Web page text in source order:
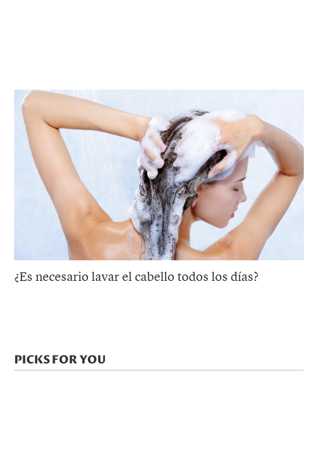
¿Es necesario lavar el cabello todos los días?
PICKS FOR YOU